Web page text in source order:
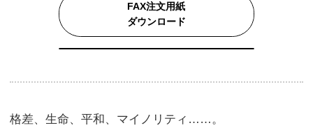
FAX注文用紙
ダウンロード
格差、生命、平和、マイノリティ……。